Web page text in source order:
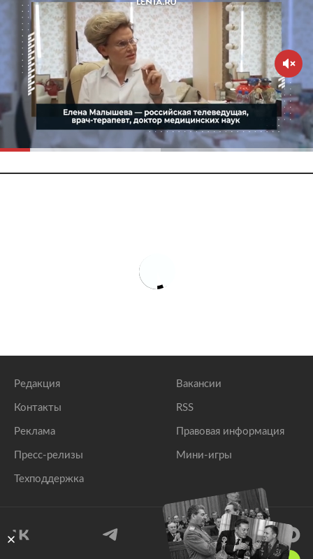
Редакция
Контакты
Реклама
Пресс-релизы
Техподдержка
Вакансии
RSS
Правовая информация
Мини-игры